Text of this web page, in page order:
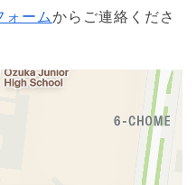
ォームからご連絡くださ